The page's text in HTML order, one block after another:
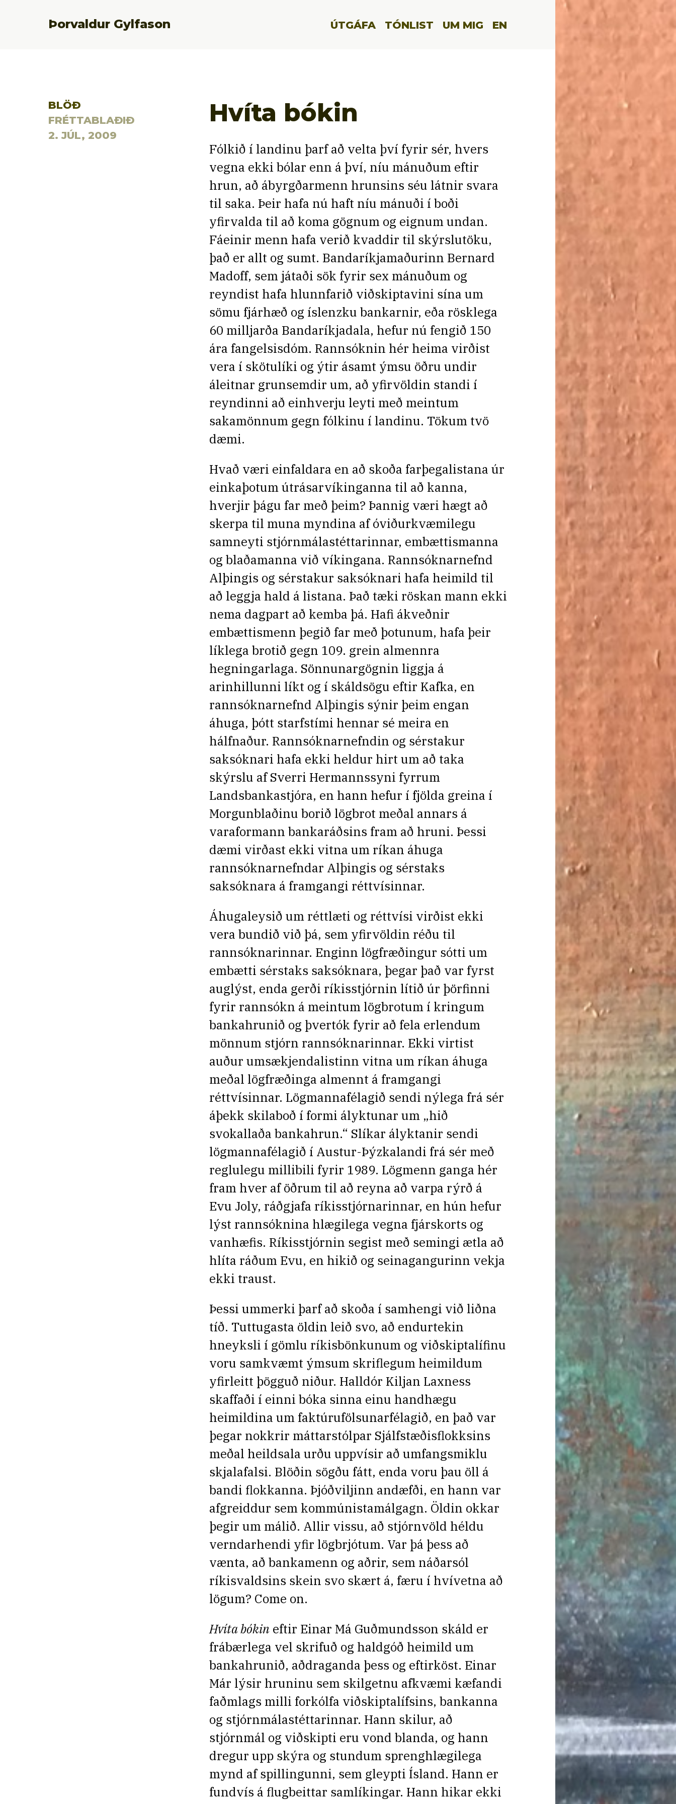
Þorvaldur Gylfason ÚTGÁFA TÓNLIST UM MIG EN
BLÖÐ
FRÉTTABLAÐIÐ
2. JÚL, 2009
Hvíta bókin
Fólkið í landinu þarf að velta því fyrir sér, hvers
vegna ekki bólar enn á því, níu mánuðum eftir
hrun, að ábyrgðarmenn hrunsins séu látnir svara
til saka. Þeir hafa nú haft níu mánuði í boði
yfirvalda til að koma gögnum og eignum undan.
Fáeinir menn hafa verið kvaddir til skýrslutöku,
það er allt og sumt. Bandaríkjamaðurinn Bernard
Madoff, sem játaði sök fyrir sex mánuðum og
reyndist hafa hlunnfarið viðskiptavini sína um
sömu fjárhæð og íslenzku bankarnir, eða rösklega
60 milljarða Bandaríkjadala, hefur nú fengið 150
ára fangelsisdóm. Rannsóknin hér heima virðist
vera í skötulíki og ýtir ásamt ýmsu öðru undir
áleitnar grunsemdir um, að yfirvöldin standi í
reyndinni að einhverju leyti með meintum
sakamönnum gegn fólkinu í landinu. Tökum tvö
dæmi.
Hvað væri einfaldara en að skoða farþegalistana úr
einkaþotum útrásarvíkinganna til að kanna,
hverjir þágu far með þeim? Þannig væri hægt að
skerpa til muna myndina af óviðurkvæmilegu
samneyti stjórnmálastéttarinnar, embættismanna
og blaðamanna við víkingana. Rannsóknarnefnd
Alþingis og sérstakur saksóknari hafa heimild til
að leggja hald á listana. Það tæki röskan mann ekki
nema dagpart að kemba þá. Hafi ákveðnir
embættismenn þegið far með þotunum, hafa þeir
líklega brotið gegn 109. grein almennra
hegningarlaga. Sönnunargögnin liggja á
arinhillunni líkt og í skáldsögu eftir Kafka, en
rannsóknarnefnd Alþingis sýnir þeim engan
áhuga, þótt starfstími hennar sé meira en
hálfnaður. Rannsóknarnefndin og sérstakur
saksóknari hafa ekki heldur hirt um að taka
skýrslu af Sverri Hermannssyni fyrrum
Landsbankastjóra, en hann hefur í fjölda greina í
Morgunblaðinu borið lögbrot meðal annars á
varaformann bankaráðsins fram að hruni. Þessi
dæmi virðast ekki vitna um ríkan áhuga
rannsóknarnefndar Alþingis og sérstaks
saksóknara á framgangi réttvísinnar.
Áhugaleysið um réttlæti og réttvísi virðist ekki
vera bundið við þá, sem yfirvöldin réðu til
rannsóknarinnar. Enginn lögfræðingur sótti um
embætti sérstaks saksóknara, þegar það var fyrst
auglýst, enda gerði ríkisstjórnin lítið úr þörfinni
fyrir rannsókn á meintum lögbrotum í kringum
bankahrunið og þvertók fyrir að fela erlendum
mönnum stjórn rannsóknarinnar. Ekki virtist
auður umsækjendalistinn vitna um ríkan áhuga
meðal lögfræðinga almennt á framgangi
réttvísinnar. Lögmannafélagið sendi nýlega frá sér
áþekk skilaboð í formi ályktunar um „hið
svokallaða bankahrun.“ Slíkar ályktanir sendi
lögmannafélagið í Austur-Þýzkalandi frá sér með
reglulegu millibili fyrir 1989. Lögmenn ganga hér
fram hver af öðrum til að reyna að varpa rýrð á
Evu Joly, ráðgjafa ríkisstjórnarinnar, en hún hefur
lýst rannsóknina hlægilega vegna fjárskorts og
vanhæfis. Ríkisstjórnin segist með semingi ætla að
hlíta ráðum Evu, en hikið og seinagangurinn vekja
ekki traust.
Þessi ummerki þarf að skoða í samhengi við liðna
tíð. Tuttugasta öldin leið svo, að endurtekin
hneyksli í gömlu ríkisbönkunum og viðskiptalífinu
voru samkvæmt ýmsum skriflegum heimildum
yfirleitt þögguð niður. Halldór Kiljan Laxness
skaffaði í einni bóka sinna einu handhægu
heimildina um faktúrufölsunarfélagið, en það var
þegar nokkrir máttarstólpar Sjálfstæðisflokksins
meðal heildsala urðu uppvísir að umfangsmiklu
skjalafalsi. Blöðin sögðu fátt, enda voru þau öll á
bandi flokkanna. Þjóðviljinn andæfði, en hann var
afgreiddur sem kommúnistamálgagn. Öldin okkar
þegir um málið. Allir vissu, að stjórnvöld héldu
verndarhendi yfir lögbrjótum. Var þá þess að
vænta, að bankamenn og aðrir, sem náðarsól
ríkisvaldsins skein svo skært á, færu í hvívetna að
lögum? Come on.
Hvíta bókineftir Einar Má Guðmundsson skáld er
frábærlega vel skrifuð og haldgóð heimild um
bankahrunið, aðdraganda þess og eftirköst. Einar
Már lýsir hruninu sem skilgetnu afkvæmi kæfandi
faðmlags milli forkólfa viðskiptalífsins, bankanna
og stjórnmálastéttarinnar. Hann skilur, að
stjórnmál og viðskipti eru vond blanda, og hann
dregur upp skýra og stundum sprenghlægilega
mynd af spillingunni, sem gleypti Ísland. Hann er
fundvís á flugbeittar samlíkingar. Hann hikar ekki